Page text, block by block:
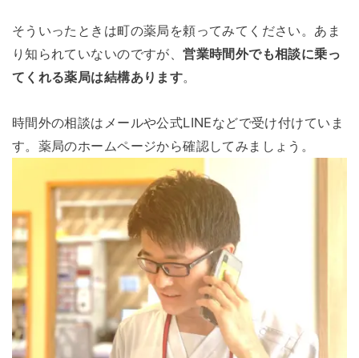
そういったときは町の薬局を頼ってみてください。あま
り知られていないのですが、営業時間外でも相談に乗っ
てくれる薬局は結構あります。
時間外の相談はメールや公式LINEなどで受け付けていま
す。薬局のホームページから確認してみましょう。